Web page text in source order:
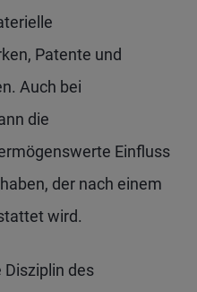
Patente und
Auch bei
die
Einfluss
der nach einem
wird.
des